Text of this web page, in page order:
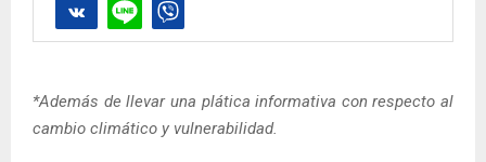
*Además de llevar una plática informativa con respecto al
cambio climático y vulnerabilidad.